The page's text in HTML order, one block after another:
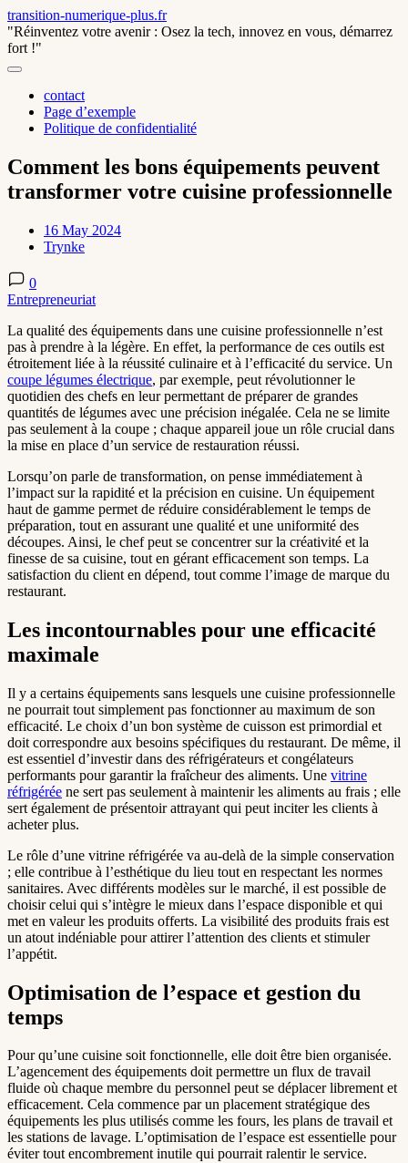
Skip
to
content
transition-numerique-plus.fr
"Réinventez votre avenir : Osez la tech, innovez en vous, démarrez
fort !"
contact
Page d’exemple
Politique de confidentialité
Comment les bons équipements peuvent
transformer votre cuisine professionnelle
16 May 2024
Trynke
0
Entrepreneuriat
La qualité des équipements dans une cuisine professionnelle n’est
pas à prendre à la légère. En effet, la performance de ces outils est
étroitement liée à la réussité culinaire et à l’efficacité du service. Un
coupe légumes électrique, par exemple, peut révolutionner le
quotidien des chefs en leur permettant de préparer de grandes
quantités de légumes avec une précision inégalée. Cela ne se limite
pas seulement à la coupe ; chaque appareil joue un rôle crucial dans
la mise en place d’un service de restauration réussi.
Lorsqu’on parle de transformation, on pense immédiatement à
l’impact sur la rapidité et la précision en cuisine. Un équipement
haut de gamme permet de réduire considérablement le temps de
préparation, tout en assurant une qualité et une uniformité des
découpes. Ainsi, le chef peut se concentrer sur la créativité et la
finesse de sa cuisine, tout en gérant efficacement son temps. La
satisfaction du client en dépend, tout comme l’image de marque du
restaurant.
Les incontournables pour une efficacité
maximale
Il y a certains équipements sans lesquels une cuisine professionnelle
ne pourrait tout simplement pas fonctionner au maximum de son
efficacité. Le choix d’un bon système de cuisson est primordial et
doit correspondre aux besoins spécifiques du restaurant. De même, il
est essentiel d’investir dans des réfrigérateurs et congélateurs
performants pour garantir la fraîcheur des aliments. Une vitrine
réfrigérée ne sert pas seulement à maintenir les aliments au frais ; elle
sert également de présentoir attrayant qui peut inciter les clients à
acheter plus.
Le rôle d’une vitrine réfrigérée va au-delà de la simple conservation
; elle contribue à l’esthétique du lieu tout en respectant les normes
sanitaires. Avec différents modèles sur le marché, il est possible de
choisir celui qui s’intègre le mieux dans l’espace disponible et qui
met en valeur les produits offerts. La visibilité des produits frais est
un atout indéniable pour attirer l’attention des clients et stimuler
l’appétit.
Optimisation de l’espace et gestion du
temps
Pour qu’une cuisine soit fonctionnelle, elle doit être bien organisée.
L’agencement des équipements doit permettre un flux de travail
fluide où chaque membre du personnel peut se déplacer librement et
efficacement. Cela commence par un placement stratégique des
équipements les plus utilisés comme les fours, les plans de travail et
les stations de lavage. L’optimisation de l’espace est essentielle pour
éviter tout encombrement inutile qui pourrait ralentir le service.